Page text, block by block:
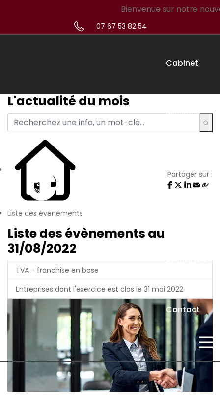
Bienvenue sur notre nouveau
07 67 53 82 54
Cabinet
Missions
Actualités
Contact
L'actualité du mois
Liste des évènements
Partager sur :
Liste des évènements au
31/08/2022
TVA - franchise en base
Entreprises dont l'exercice est clos le 31 mai 2022